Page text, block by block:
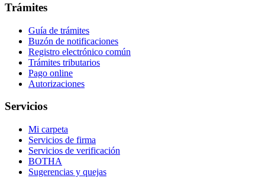
Trámites
Guía de trámites
Buzón de notificaciones
Registro electrónico común
Trámites tributarios
Pago online
Autorizaciones
Servicios
Mi carpeta
Servicios de firma
Servicios de verificación
BOTHA
Sugerencias y quejas